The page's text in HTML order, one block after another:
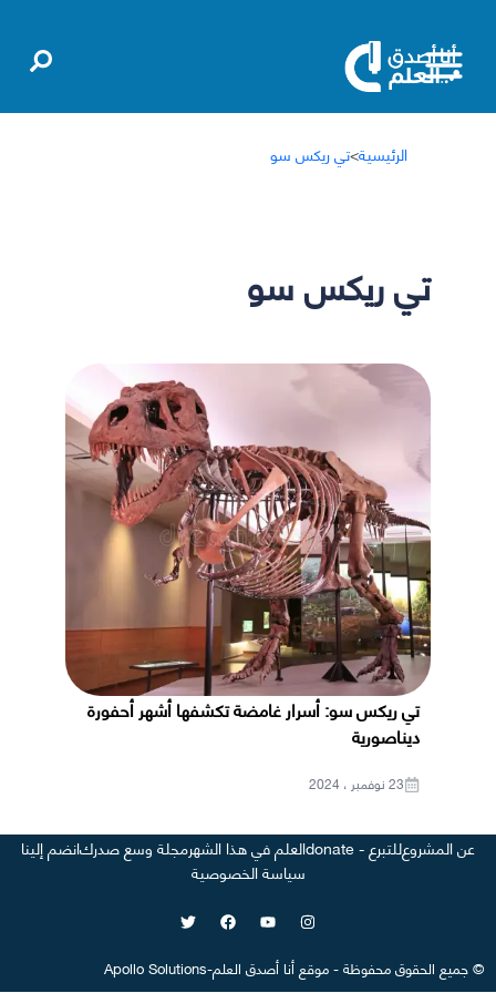
الرئيسية>تي ريكس سو
تي ريكس سو
تي ريكس سو: أسرار غامضة تكشفها أشهر أحفورة
ديناصورية
23 نوفمبر ، 2024
عن المشروعللتبرع - donate العلم في هذا الشهرمجلة وسع صدركانضم إلينا
سياسة الخصوصية
©جميع الحقوق محفوظة-موقعأنا أصدق العلم-
Apollo Solutions